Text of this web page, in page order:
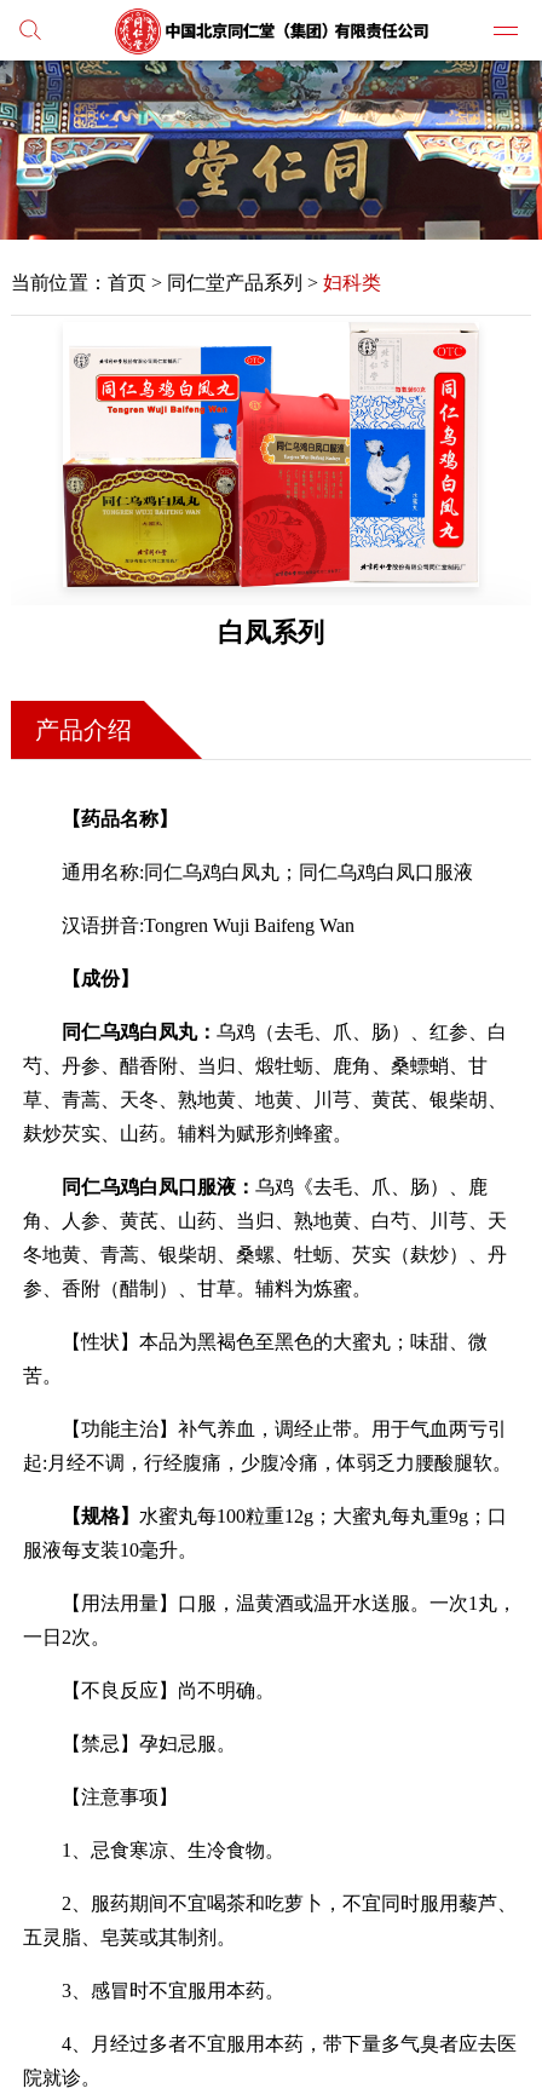
党建
人才
同仁
当前位置： 首页> 同仁堂产品系列 > 妇科类
白凤系列
产品介绍
【药品名称】
通用名称:同仁乌鸡白凤丸；同仁乌鸡白凤口服液
汉语拼音:Tongren Wuji Baifeng Wan
【成份】
同仁乌鸡白凤丸： 乌鸡（去毛、爪、肠）、红参、白
芍、丹参、醋香附、当归、煅牡蛎、鹿角、桑螵蛸、甘
草、青蒿、天冬、熟地黄、地黄、川芎、黄芪、银柴胡、
麸炒芡实、山药。辅料为赋形剂蜂蜜。
同仁乌鸡白凤口服液： 乌鸡《去毛、爪、肠）、鹿
角、人参、黄芪、山药、当归、熟地黄、白芍、川芎、天
冬地黄、青蒿、银柴胡、桑螺、牡蛎、芡实（麸炒）、丹
参、香附（醋制）、甘草。辅料为炼蜜。
【性状】本品为黑褐色至黑色的大蜜丸；味甜、微
苦。
【功能主治】补气养血，调经止带。用于气血两亏引
起:月经不调，行经腹痛，少腹冷痛，体弱乏力腰酸腿软。
【规格】 水蜜丸每100粒重12g；大蜜丸每丸重9g；口
服液每支装10毫升。
【用法用量】口服，温黄酒或温开水送服。一次1丸，
一日2次。
【不良反应】尚不明确。
【禁忌】孕妇忌服。
【注意事项】
1、忌食寒凉、生冷食物。
2、服药期间不宜喝茶和吃萝卜，不宜同时服用藜芦、
五灵脂、皂荚或其制剂。
3、感冒时不宜服用本药。
4、月经过多者不宜服用本药，带下量多气臭者应去医
院就诊。